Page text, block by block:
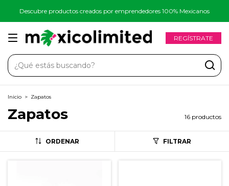
Descubre productos creados por emprendedores 100% Mexicanos
REGÍSTRATE
Inicio > Zapatos
Zapatos 16 productos
ORDENAR FILTRAR